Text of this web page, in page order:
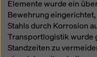
Elemente wurde ein
Bewehrung
Stahls durch Korrosion
Transportlogistik wurde
Standzeiten zu